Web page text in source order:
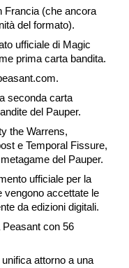
Francia (che ancora
del formato).
ufficiale di Magic
prima carta bandita.
seconda carta
del Pauper.
the Warrens,
e Temporal Fissure,
del Pauper.
ufficiale per la
vengono accettate le
da edizioni digitali.
con 56
attorno a una